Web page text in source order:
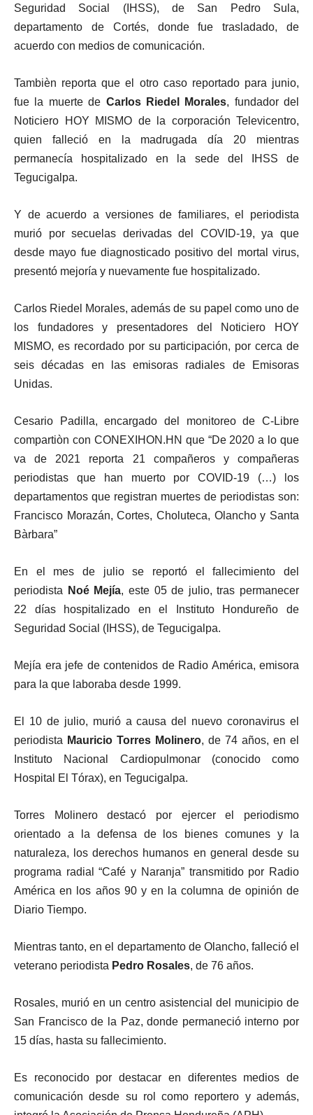
Seguridad Social (IHSS), de San Pedro Sula,
departamento de Cortés, donde fue trasladado, de
acuerdo con medios de comunicación.
Tambièn reporta que el otro caso reportado para junio,
fue la muerte de Carlos Riedel Morales, fundador del
Noticiero HOY MISMO de la corporación Televicentro,
quien falleció en la madrugada día 20 mientras
permanecía hospitalizado en la sede del IHSS de
Tegucigalpa.
Y de acuerdo a versiones de familiares, el periodista
murió por secuelas derivadas del COVID-19, ya que
desde mayo fue diagnosticado positivo del mortal virus,
presentó mejoría y nuevamente fue hospitalizado.
Carlos Riedel Morales, además de su papel como uno de
los fundadores y presentadores del Noticiero HOY
MISMO, es recordado por su participación, por cerca de
seis décadas en las emisoras radiales de Emisoras
Unidas.
Cesario Padilla, encargado del monitoreo de C-Libre
compartiòn con CONEXIHON.HN que “De 2020 a lo que
va de 2021 reporta 21 compañeros y compañeras
periodistas que han muerto por COVID-19 (…) los
departamentos que registran muertes de periodistas son:
Francisco Morazán, Cortes, Choluteca, Olancho y Santa
Bàrbara”
En el mes de julio se reportó el fallecimiento del
periodista
Noé Mejía, este 05 de julio, tras permanecer
22 días hospitalizado en el Instituto Hondureño de
Seguridad Social (IHSS), de Tegucigalpa.
Mejía era jefe de contenidos de Radio América, emisora
para la que laboraba desde 1999.
El 10 de julio, murió a causa del nuevo coronavirus el
periodista Mauricio Torres Molinero, de 74 años, en el
Instituto Nacional Cardiopulmonar (conocido como
Hospital El Tórax), en Tegucigalpa.
Torres Molinero destacó por ejercer el periodismo
orientado a la defensa de los bienes comunes y la
naturaleza, los derechos humanos en general desde su
programa radial “Café y Naranja” transmitido por Radio
América en los años 90 y en la columna de opinión de
Diario Tiempo.
Mientras tanto, en el departamento de Olancho, falleció el
veterano periodista Pedro Rosales, de 76 años.
Rosales, murió en un centro asistencial del municipio de
San Francisco de la Paz, donde permaneció interno por
15 días, hasta su fallecimiento.
Es reconocido por destacar en diferentes medios de
comunicación desde su rol como reportero y además,